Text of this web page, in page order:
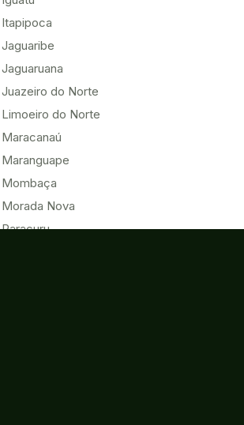
Itapipoca
Jaguaribe
Jaguaruana
Juazeiro do Norte
Limoeiro do Norte
Maracanaú
Maranguape
Mombaça
Morada Nova
Paracuru